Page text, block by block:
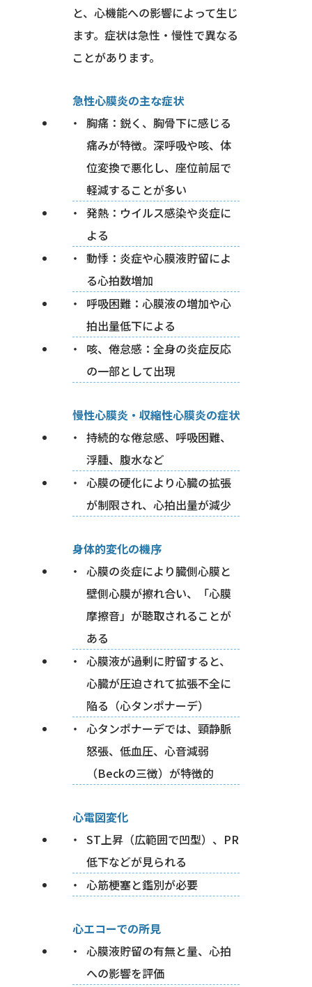
と、心機能への影響によって生じ
ます。症状は急性・慢性で異なる
ことがあります。
急性心膜炎の主な症状
胸痛：鋭く、胸骨下に感じる
痛みが特徴。深呼吸や咳、体
位変換で悪化し、座位前屈で
軽減することが多い
発熱：ウイルス感染や炎症に
よる
動悸：炎症や心膜液貯留によ
る心拍数増加
呼吸困難：心膜液の増加や心
拍出量低下による
咳、倦怠感：全身の炎症反応
の一部として出現
慢性心膜炎・収縮性心膜炎の症状
持続的な倦怠感、呼吸困難、
浮腫、腹水など
心膜の硬化により心臓の拡張
が制限され、心拍出量が減少
身体的変化の機序
心膜の炎症により臓側心膜と
壁側心膜が擦れ合い、「心膜
摩擦音」が聴取されることが
ある
心膜液が過剰に貯留すると、
心臓が圧迫されて拡張不全に
陥る（心タンポナーデ）
心タンポナーデでは、頸静脈
怒張、低血圧、心音減弱
（Beckの三徴）が特徴的
心電図変化
ST上昇（広範囲で凹型）、PR
低下などが見られる
心筋梗塞と鑑別が必要
心エコーでの所見
心膜液貯留の有無と量、心拍
への影響を評価